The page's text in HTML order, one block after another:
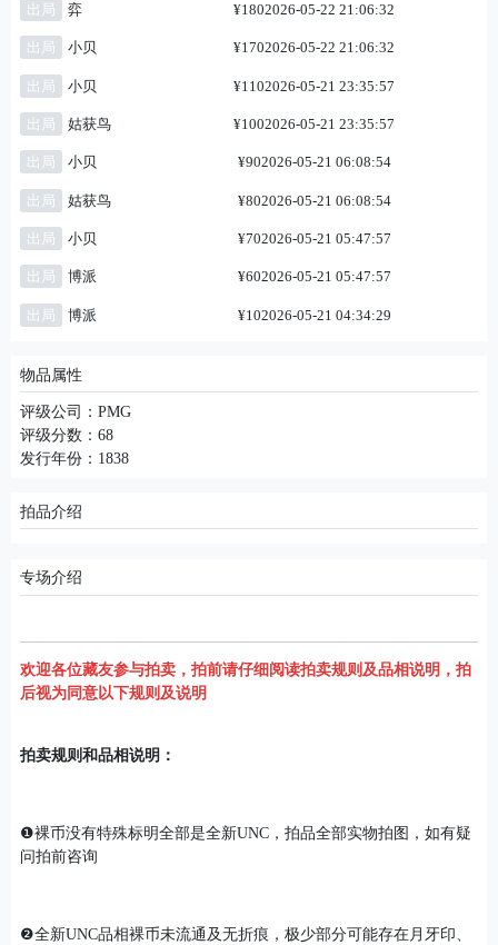
出局 弈 ¥1802026-05-22 21:06:32
出局 小贝 ¥1702026-05-22 21:06:32
出局 小贝 ¥1102026-05-21 23:35:57
出局 姑获鸟 ¥1002026-05-21 23:35:57
出局 小贝 ¥902026-05-21 06:08:54
出局 姑获鸟 ¥802026-05-21 06:08:54
出局 小贝 ¥702026-05-21 05:47:57
出局 博派 ¥602026-05-21 05:47:57
出局 博派 ¥102026-05-21 04:34:29
物品属性
评级公司：PMG
评级分数：68
发行年份：1838
拍品介绍
专场介绍
欢迎各位藏友参与拍卖，拍前请仔细阅读拍卖规则及品相说明，拍
后视为同意以下规则及说明
拍卖规则和品相说明：
❶裸币没有特殊标明全部是全新UNC，拍品全部实物拍图，如有疑
问拍前咨询
❷全新UNC品相裸币未流通及无折痕，极少部分可能存在月牙印、